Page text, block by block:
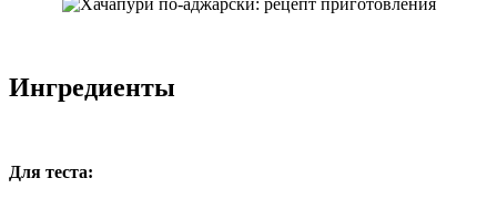
Ингредиенты
Для теста: